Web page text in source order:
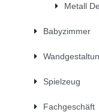
Metall
Babyzimmer
Spielzeug
Fachgeschäft